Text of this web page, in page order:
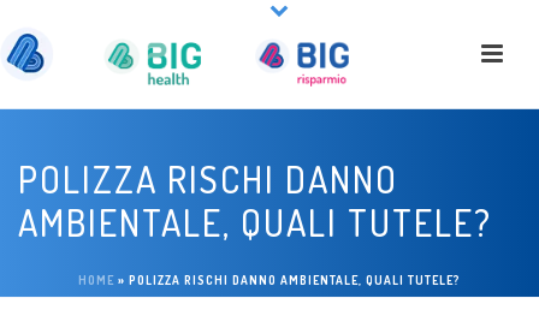
POLIZZA RISCHI DANNO
AMBIENTALE, QUALI TUTELE?
HOME » POLIZZA RISCHI DANNO AMBIENTALE, QUALI TUTELE?